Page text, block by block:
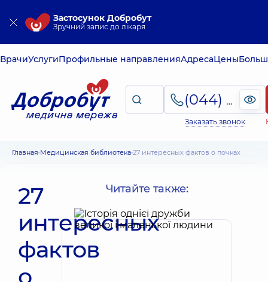
Застосунок Добробут
Зручний запис до лікаря
ВрачиУслугиПрофильные направленияАдресаЦены
(044) 495-2-888
Заказать звонок
Главная Медицинская библиотека 27 интересных фактов о почках
27
интересных
фактов
о
Читайте также: